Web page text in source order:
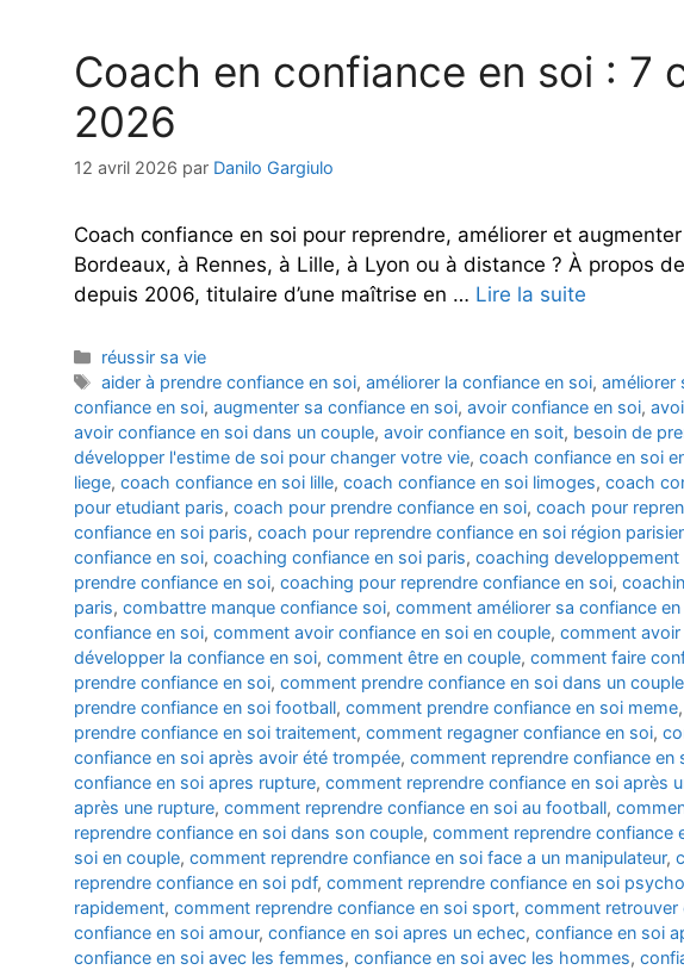
Coach en confiance en soi : 7
2026
12 avril 2026 par Danilo Gargiulo
Coach confiance en soi pour reprendre, améliorer et
Bordeaux, à Rennes, à Lille, à Lyon ou à distance ? À propos
depuis 2006, titulaire d’une maîtrise en … Lire la suite
Catégories
réussir sa vie
Étiquettes
aider à prendre confiance en soi,améliorer la confiance en soi,améliorer
confiance en soi, augmenter sa confiance en soi, avoir confiance en soi,
avoir confiance en soi dans un couple, avoir confiance en soit, besoin de
développer l'estime de soi pour changer votre vie, coach confiance en soi
liege, coach confiance en soi lille, coach confiance en soi limoges, coach
pour etudiant paris, coach pour prendre confiance en soi, coach pour
confiance en soi paris, coach pour reprendre confiance en soi région
confiance en soi, coaching confiance en soi paris, coaching developpement
prendre confiance en soi, coaching pour reprendre confiance en soi,
paris, combattre manque confiance soi, comment améliorer sa confiance
confiance en soi, comment avoir confiance en soi en couple, comment
développer la confiance en soi, comment être en couple, comment faire
prendre confiance en soi, comment prendre confiance en soi dans un couple
prendre confiance en soi football, comment prendre confiance en soi meme,
prendre confiance en soi traitement, comment regagner confiance en soi,
confiance en soi après avoir été trompée, comment reprendre confiance en
confiance en soi apres rupture, comment reprendre confiance en soi après
après une rupture, comment reprendre confiance en soi au football,
reprendre confiance en soi dans son couple, comment reprendre confiance
soi en couple, comment reprendre confiance en soi face a un manipulateur,
reprendre confiance en soi pdf, comment reprendre confiance en soi
rapidement, comment reprendre confiance en soi sport, comment retrouver
confiance en soi amour, confiance en soi apres un echec, confiance en soi
confiance en soi avec les femmes, confiance en soi avec les hommes,